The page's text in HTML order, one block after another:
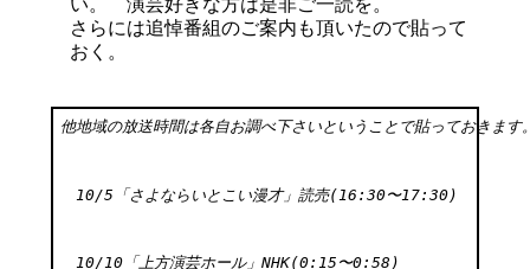
い。 演芸好きな方は是非ご一読を。
さらには追悼番組のご案内も頂いたので貼って
おく。
他地域の放送時間は各自お調べ下さいということで貼っておきま
10/5「さよならいとこい漫才」読売(16:30〜17:30)
10/10「上方演芸ホール」NHK(0:15〜0:58)